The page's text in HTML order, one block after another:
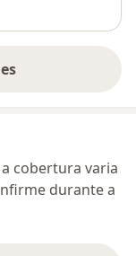
cobertura varia
durante a